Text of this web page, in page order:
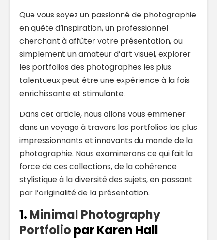
Que vous soyez un passionné de photographie
en quête d’inspiration, un professionnel
cherchant à affûter votre présentation, ou
simplement un amateur d’art visuel, explorer
les portfolios des photographes les plus
talentueux peut être une expérience à la fois
enrichissante et stimulante.
Dans cet article, nous allons vous emmener
dans un voyage à travers les portfolios les plus
impressionnants et innovants du monde de la
photographie. Nous examinerons ce qui fait la
force de ces collections, de la cohérence
stylistique à la diversité des sujets, en passant
par l’originalité de la présentation.
1. Minimal Photography
Portfolio par Karen Hall